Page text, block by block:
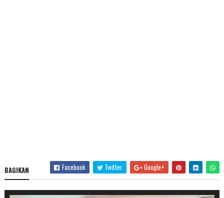
BAGIKAN Facebook Twitter Google+